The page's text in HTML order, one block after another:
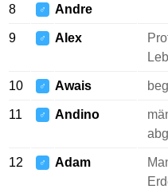
8 ♂ Andre
9 ♂ Alex
10 ♂ Awais
11 ♂ Andino
12 ♂ Adam